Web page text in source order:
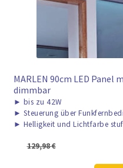
MARLEN 90cm LED Panel
dimmbar
► bis zu 42W
► Steuerung über
► Helligkeit und Lichtfarbe
129,98€